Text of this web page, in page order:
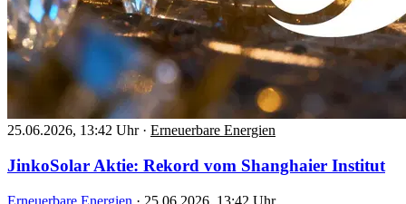
25.06.2026, 13:42 Uhr · Erneuerbare Energien
JinkoSolar Aktie: Rekord vom Shanghaier Institut
Erneuerbare Energien · 25.06.2026, 13:42 Uhr